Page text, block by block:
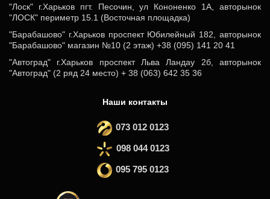
"Лоск" г.Харьков пгт. Песочин, ул Кононенко 1А, авторынок
"ЛОСК" периметр 15.1 (Восточная площадка)
"Барабашово" г.Харьков проспект Юбилейный 182, авторынок
"Барабашово" магазин №10 (2 этаж) +38 (095) 141 20 41
"Автоград" г.Харьков проспект Льва Ландау 2б, авторынок
"Автоград" (2 ряд 24 место) + 38 (063) 642 35 36
Наши контакты
073 012 0123
098 044 0123
095 795 0123